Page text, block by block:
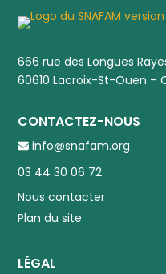
666 rue des Longues
60610 Lacroix-St-Ouen –
CONTACTEZ-NOUS
info@snafam.org
03 44 30 06 72
Nous contacter
Plan du site
LÉGAL